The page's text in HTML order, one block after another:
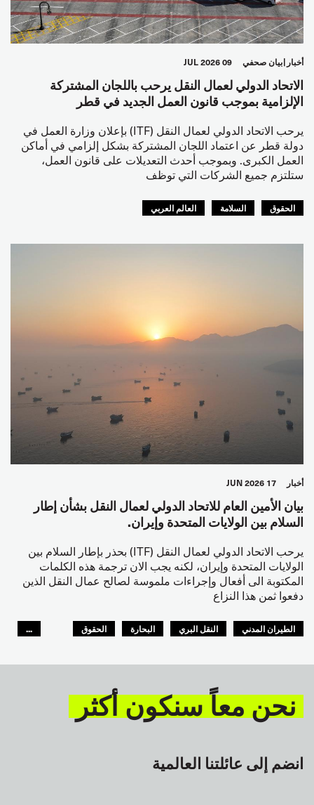
أخبار بيان صحفي 09 JUL 2026
الاتحاد الدولي لعمال النقل يرحب باللجان المشتركة
الإلزامية بموجب قانون العمل الجديد في قطر
يرحب الاتحاد الدولي لعمال النقل (ITF) بإعلان وزارة العمل في
دولة قطر عن اعتماد اللجان المشتركة بشكل إلزامي في أماكن
العمل الكبرى. وبموجب أحدث التعديلات على قانون العمل،
ستلتزم جميع الشركات التي توظف
الحقوق السلامة العالم العربي
أخبار 17 JUN 2026
بيان الأمين العام للاتحاد الدولي لعمال النقل بشأن إطار
السلام بين الولايات المتحدة وإيران.
يرحب الاتحاد الدولي لعمال النقل (ITF) بحذر بإطار السلام بين
الولايات المتحدة وإيران، لكنه يجب الان ترجمة هذه الكلمات
المكتوبة الى أفعال وإجراءات ملموسة لصالح عمال النقل الذين
دفعوا ثمن هذا النزاع
الطيران المدني النقل البري البحارة
الحقوق
...
نحن معاً سنكون أكثر
انضم إلى عائلتنا العالمية